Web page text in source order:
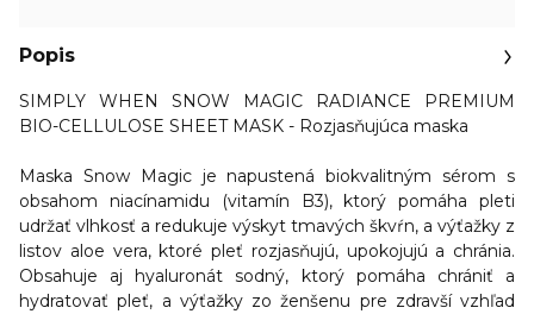
Popis
SIMPLY WHEN SNOW MAGIC RADIANCE PREMIUM
BIO-CELLULOSE SHEET MASK - Rozjasňujúca maska
Maska Snow Magic je napustená biokvalitným sérom s
obsahom niacínamidu (vitamín B3), ktorýpomáha pleti
udržať vlhkosť a redukuje výskyt tmavých škvŕn, a výťažky z
listov aloe vera, ktoré pleť rozjasňujú, upokojujú a chránia.
Obsahuje aj hyaluronát sodný, ktorý pomáha chrániť a
hydratovať pleť, a výťažky zo ženšenu pre zdravší vzhľad